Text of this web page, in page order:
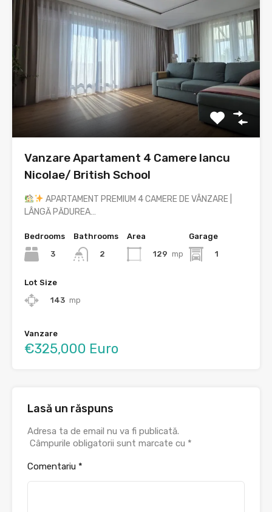
Vanzare Apartament 4 Camere Iancu
Nicolae/ British School
APARTAMENT PREMIUM 4 CAMERE DE VÂNZARE |
LÂNGĂ PĂDUREA…
Bedrooms
3
Bathrooms
2
Area
129 mp
Garage
1
Lot Size
143 mp
Vanzare
€325,000 Euro
Lasă un răspuns
Adresa ta de email nu va fi publicată.
Câmpurile obligatorii sunt marcate cu *
Comentariu *